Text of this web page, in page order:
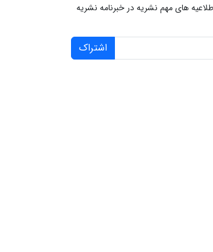
های مهم نشریه در خبرنامه نشریه
اشتراک